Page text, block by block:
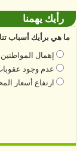
رأيك يهمنا
ما هي برأيك أسباب
إهمال
عدم وجود
ارتفاع أسعار